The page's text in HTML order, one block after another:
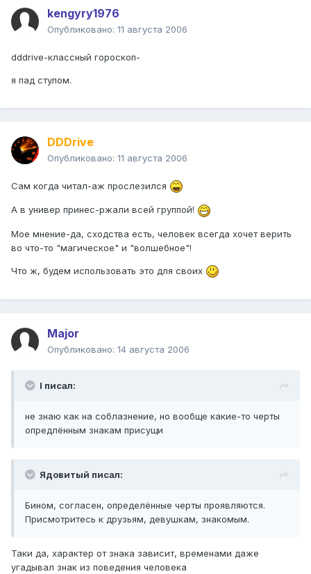
kengyry1976
Опубликовано: 11 августа 2006
dddrive-классный гороскоп-
я пад стулом.
DDDrive
Опубликовано: 11 августа 2006
Сам когда читал-аж прослезился
А в универ принес-ржали всей группой!
Мое мнение-да, сходства есть, человек всегда хочет верить
во что-то "магическое" и "волшебное"!
Что ж, будем использовать это для своих
Major
Опубликовано: 14 августа 2006
I писал:
не знаю как на соблазнение, но вообще какие-то черты
опредлённым знакам присущи
Ядовитый писал:
Бином, согласен, определённые черты проявляются.
Присмотритесь к друзьям, девушкам, знакомым.
Таки да, характер от знака зависит, временами даже
угадывал знак из поведения человека